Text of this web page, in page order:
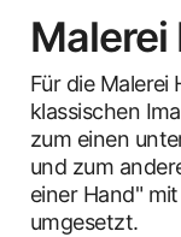
Malerei
Für die Malerei
klassischen
zum einen
und zum
einer Hand"
umgesetzt.